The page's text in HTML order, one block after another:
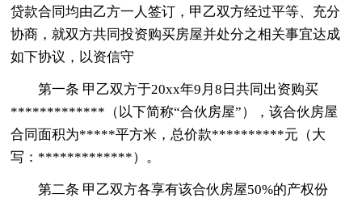
贷款合同均由乙方一人签订，甲乙双方经过平等、充分
协商，就双方共同投资购买房屋并处分之相关事宜达成
如下协议，以资信守
第一条 甲乙双方于20xx年9月8日共同出资购买
*************（以下简称“合伙房屋”），该合伙房屋
合同面积为*****平方米，总价款**********元（大
写：*************）。
第二条 甲乙双方各享有该合伙房屋50%的产权份